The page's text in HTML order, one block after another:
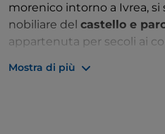
morenico intorno a Ivrea, si
nobiliare del castello e
appartenuta per secoli ai
che ne gestisce le
Mostra di più